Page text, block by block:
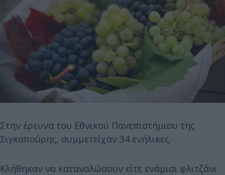
Στην έρευνα του Εθνικού Πανεπιστήμιου της
Σιγκαπούρης, συμμετείχαν 34 ενήλικες.
Κλήθηκαν να καταναλώσουν είτε ενάμισι φλιτζάνι